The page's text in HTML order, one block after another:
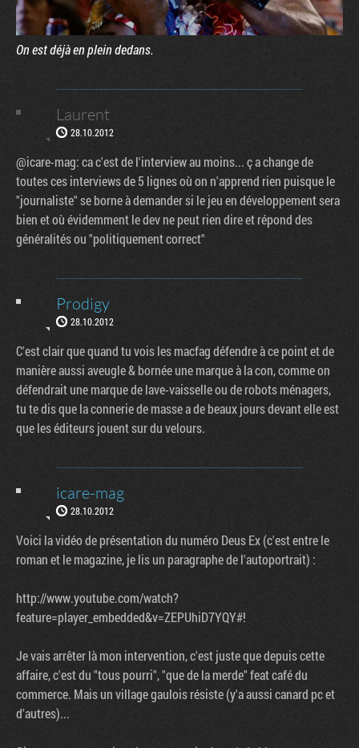
On est déjà en plein dedans.
Laurent
28.10.2012
@icare-mag: ca c'est de l'interview au moins... ç a change de
toutes ces interviews de 5 lignes où on n'apprend rien puisque le
"journaliste" se borne à demander si le jeu en développement sera
bien et où évidemment le dev ne peut rien dire et répond des
généralités ou "politiquement correct"
Prodigy
28.10.2012
C'est clair que quand tu vois les macfag défendre à ce point et de
manière aussi aveugle & bornée une marque à la con, comme on
défendrait une marque de lave-vaisselle ou de robots ménagers,
tu te dis que la connerie de masse a de beaux jours devant elle est
que les éditeurs jouent sur du velours.
icare-mag
28.10.2012
Voici la vidéo de présentation du numéro Deus Ex (c'est entre le
roman et le magazine, je lis un paragraphe de l'autoportrait) :
http://www.youtube.com/watch?
feature=player_embedded&v=ZEPUhiD7YQY#!
Je vais arrêter là mon intervention, c'est juste que depuis cette
affaire, c'est du "tous pourri", "que de la merde" feat café du
commerce. Mais un village gaulois résiste (y'a aussi canard pc et
d'autres)...